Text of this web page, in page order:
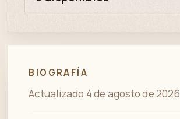
BIOGRAFÍA
Actualizado 4 de agosto de 2026